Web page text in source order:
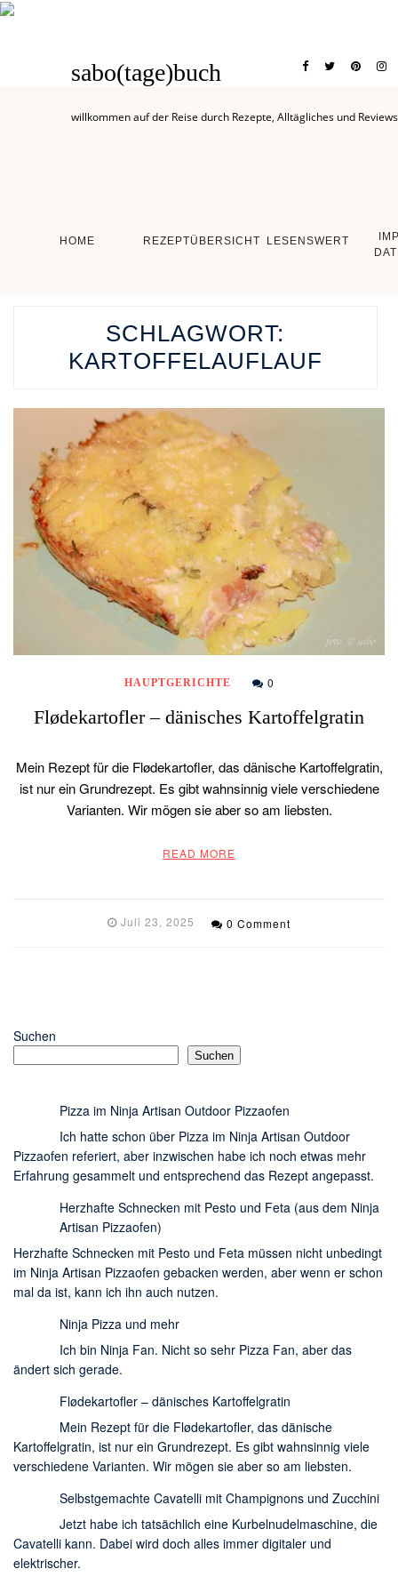
sabo(tage)buch
willkommen auf der Reise durch Rezepte, Alltägliches und Reviews
HOME REZEPTÜBERSICHT LESENSWERT
SCHLAGWORT:
KARTOFFELAUFLAUF
HAUPTGERICHTE 0
Flødekartofler – dänisches Kartoffelgratin
Mein Rezept für die Flødekartofler, das dänische Kartoffelgratin,
ist nur ein Grundrezept. Es gibt wahnsinnig viele verschiedene
Varianten. Wir mögen sie aber so am liebsten.
READ MORE
Juli 23, 2025 0 Comment
Suchen
Suchen
Pizza im Ninja Artisan Outdoor Pizzaofen
Ich hatte schon über Pizza im Ninja Artisan Outdoor
Pizzaofen referiert, aber inzwischen habe ich noch etwas mehr
Erfahrung gesammelt und entsprechend das Rezept angepasst.
Herzhafte Schnecken mit Pesto und Feta (aus dem Ninja
Artisan Pizzaofen)
Herzhafte Schnecken mit Pesto und Feta müssen nicht unbedingt
im Ninja Artisan Pizzaofen gebacken werden, aber wenn er schon
mal da ist, kann ich ihn auch nutzen.
Ninja Pizza und mehr
Ich bin Ninja Fan. Nicht so sehr Pizza Fan, aber das
ändert sich gerade.
Flødekartofler – dänisches Kartoffelgratin
Mein Rezept für die Flødekartofler, das dänische
Kartoffelgratin, ist nur ein Grundrezept. Es gibt wahnsinnig viele
verschiedene Varianten. Wir mögen sie aber so am liebsten.
Selbstgemachte Cavatelli mit Champignons und Zucchini
Jetzt habe ich tatsächlich eine Kurbelnudelmaschine, die
Cavatelli kann. Dabei wird doch alles immer digitaler und
elektrischer.